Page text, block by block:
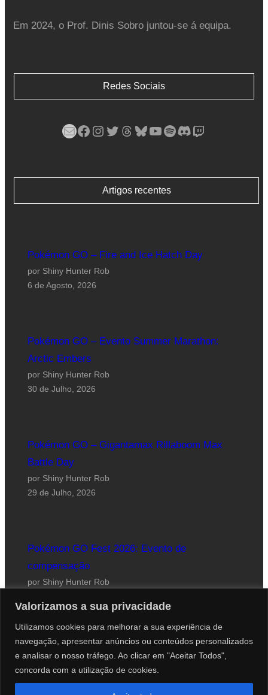
Valorizamos a sua privacidade
Utilizamos cookies para melhorar a sua experiência de
navegação, apresentar anúncios ou conteúdos personalizados
e analisar o nosso tráfego. Ao clicar em "Aceitar Todos",
concorda com a utilização de cookies.
Em 2024, o Prof. Dinis Sobro juntou-se á equipa.
Redes Sociais
Mail Facebook Instagram Twitter Threads Bluesky YouTube Spotify Discord Twitch
Artigos recentes
Pokémon GO – Fire and Ice Hatch Day
por Shiny Hunter Rob
6 de Agosto, 2026
Pokémon GO – Evento Summer Marathon:
Arctic Embers
por Shiny Hunter Rob
30 de Julho, 2026
Pokémon GO – Gigantamax Rillaboom Max
Battle Day
por Shiny Hunter Rob
29 de Julho, 2026
Pokémon GO Fest 2026: Evento de
compensação
por Shiny Hunter Rob
Website desenhado por Roberto Coutinho